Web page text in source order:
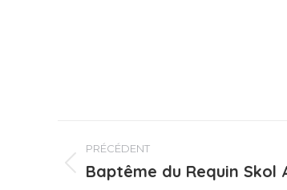
Navigation
article
PRÉCÉDENT
Article
Baptême du Requin Skol